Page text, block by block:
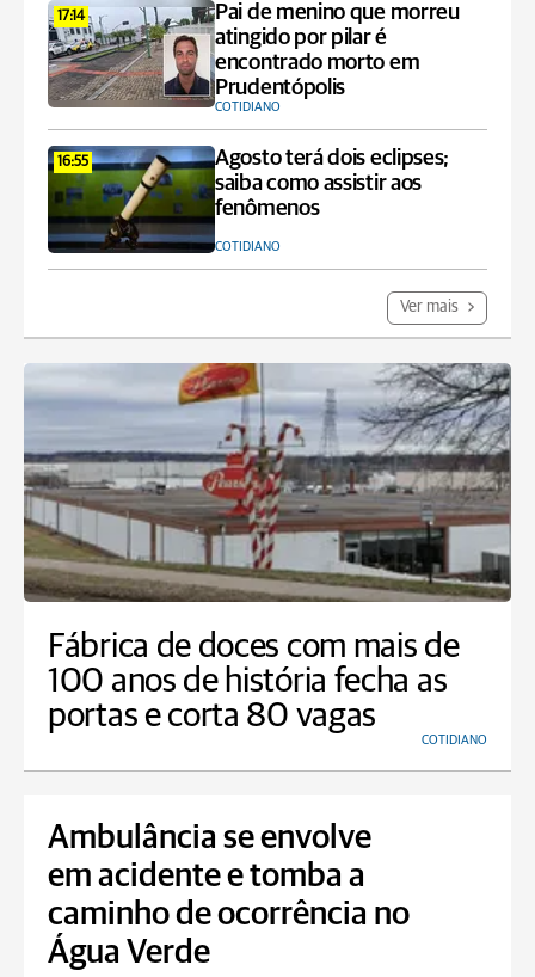
17:14
Pai de menino que morreu
atingido por pilar é
encontrado morto em
Prudentópolis
COTIDIANO
16:55
Agosto terá dois eclipses;
saiba como assistir aos
fenômenos
COTIDIANO
Ver mais
Fábrica de doces com mais de
100 anos de história fecha as
portas e corta 80 vagas
COTIDIANO
Ambulância se envolve
em acidente e tomba a
caminho de ocorrência no
Água Verde